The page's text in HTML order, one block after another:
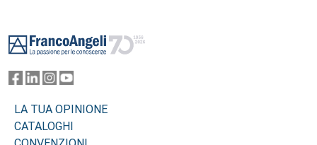
LA TUA OPINIONE
CATALOGHI